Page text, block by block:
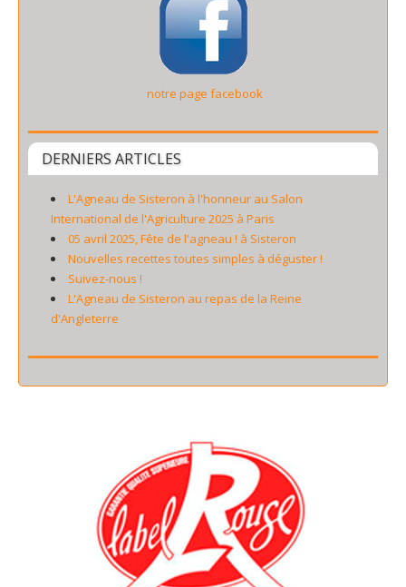
notre page facebook
DERNIERS ARTICLES
L'Agneau de Sisteron à l'honneur au Salon
International de l'Agriculture 2025 à Paris
05 avril 2025, Fête de l'agneau ! à Sisteron
Nouvelles recettes toutes simples à déguster !
Suivez-nous !
L'Agneau de Sisteron au repas de la Reine
d'Angleterre